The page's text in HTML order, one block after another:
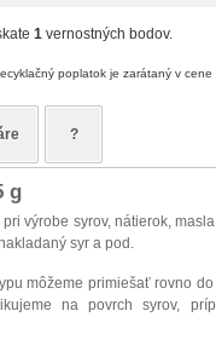
1 vernostných bodov.
poplatok je zarátaný v cene
?
g
výrobe syrov, nátierok,
syr a pod.
môžeme primiešať rovno
na povrch syrov,